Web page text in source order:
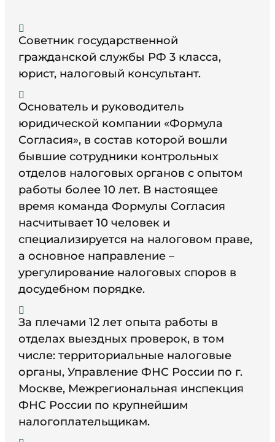

Советник государственной
гражданской службы РФ 3 класса,
юрист, налоговый консультант.

Основатель и руководитель
юридической компании «Формула
Согласия», в состав которой вошли
бывшие сотрудники контрольных
отделов налоговых органов с опытом
работы более 10 лет. В настоящее
время команда Формулы Согласия
насчитывает 10 человек и
специализируется на налоговом праве,
а основное направление –
урегулирование налоговых споров в
досудебном порядке.

За плечами 12 лет опыта работы в
отделах выездных проверок, в том
числе: территориальные налоговые
органы, Управление ФНС России по г.
Москве, Межрегиональная инспекция
ФНС России по крупнейшим
налогоплательщикам.